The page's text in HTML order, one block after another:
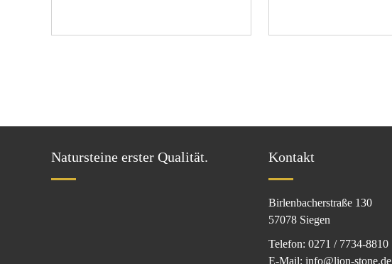
Natursteine erster Qualität. Kontakt
Birlenbacherstraße 130
57078 Siegen
Telefon: 0271 / 7734-8810
E-Mail: info@lion-stone.de